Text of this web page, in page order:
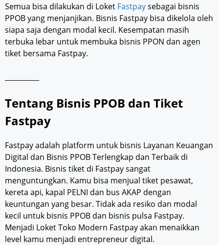
Semua bisa dilakukan di Loket Fastpaysebagai bisnis
PPOB yang menjanjikan. Bisnis Fastpay bisa dikelola oleh
siapa saja dengan modal kecil. Kesempatan masih
terbuka lebar untuk membuka bisnis PPON dan agen
tiket bersama Fastpay.
Tentang Bisnis PPOB dan Tiket
Fastpay
Fastpay adalah platform untuk bisnis Layanan Keuangan
Digital dan Bisnis PPOB Terlengkap dan Terbaik di
Indonesia. Bisnis tiket di Fastpay sangat
menguntungkan. Kamu bisa menjual tiket pesawat,
kereta api, kapal PELNI dan bus AKAP dengan
keuntungan yang besar. Tidak ada resiko dan modal
kecil untuk bisnis PPOB dan bisnis pulsa Fastpay.
Menjadi Loket Toko Modern Fastpay akan menaikkan
level kamu menjadi entrepreneur digital.